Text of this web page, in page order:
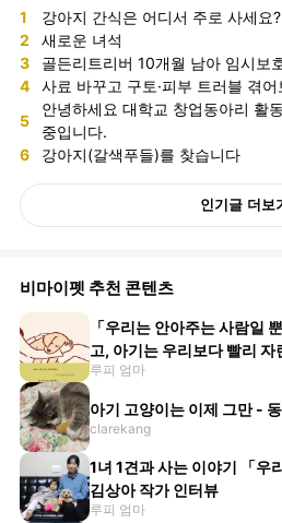
1 강아지 간식은 어디서 주로 사세요?
2 새로운 녀석
3 골든리트리버 10개월 남아 임시보
4 사료 바꾸고 구토·피부 트러블 겪
5
안녕하세요 대학교 창업동아리 활
중입니다.
6 강아지(갈색푸들)를 찾습니다
인기글 더보
비마이펫 추천 콘텐츠
「우리는 안아주는 사람일
고, 아기는 우리보다 빨리 자
루피 엄마
아기 고양이는 이제 그만 -
clarekang
1녀 1견과 사는 이야기 「우
김상아 작가 인터뷰
루피 엄마